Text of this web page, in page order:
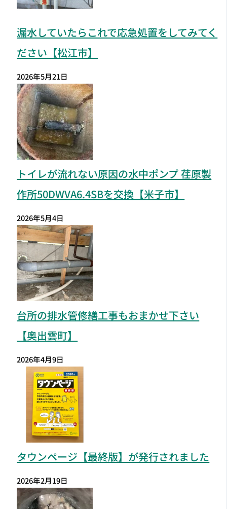
漏水していたらこれで応急処置をしてみてく
ださい【松江市】
2026年5月21日
トイレが流れない原因の水中ポンプ 荏原製
作所50DWVA6.4SBを交換【米子市】
2026年5月4日
台所の排水管修繕工事もおまかせ下さい
【奥出雲町】
2026年4月9日
タウンページ【最終版】が発行されました
2026年2月19日